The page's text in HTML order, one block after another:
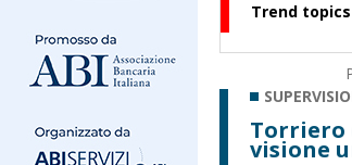
Trend topics
Torriero
visione